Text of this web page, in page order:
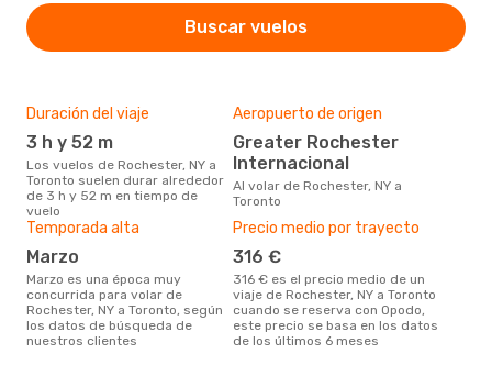
Buscar vuelos
Duración del viaje
3 h y 52 m
Los vuelos de Rochester, NY a
Toronto suelen durar alrededor
de 3 h y 52 m en tiempo de
vuelo
Aeropuerto de origen
Greater Rochester
Internacional
Al volar de Rochester, NY a
Toronto
Temporada alta
marzo
marzo es una época muy
concurrida para volar de
Rochester, NY a Toronto, según
los datos de búsqueda de
nuestros clientes
Precio medio por trayecto
316 €
316 € es el precio medio de un
viaje de Rochester, NY a Toronto
cuando se reserva con Opodo,
este precio se basa en los datos
de los últimos 6 meses